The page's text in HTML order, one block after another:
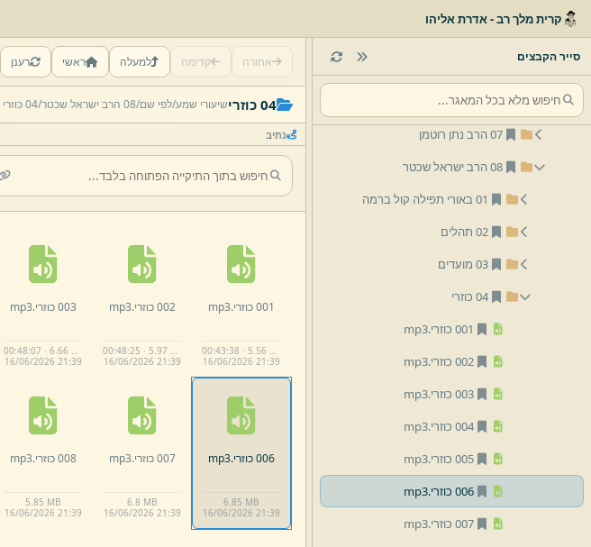
קרית מלך רב - אדרת אליהו
סייר הקבצים
04 הרב משולם וורמסר
06 הרב אריה שפירא
07 הרב נתן רוטמן
08 הרב ישראל שכטר
01 באורי תפילה קול ברמה
02 תהלים
03 מועדים
04 כוזרי
001 כוזרי.
mp3
002 כוזרי.
mp3
003 כוזרי.
mp3
004 כוזרי.
mp3
005 כוזרי.
mp3
006 כוזרי.
mp3
007 כוזרי.
mp3
אחורה קדימה למעלה ראשי רענן
04 כוזרי שיעורי שמע/לפי שם/08 הרב ישראל שכטר/ 04 כוזרי
נתיב
001 כוזרי. mp3
00:43:38 · 5.56 MB
16/06/2026 21:39
002 כוזרי. mp3
00:48:25 · 5.97 MB
16/06/2026 21:39
003 כוזרי. mp3
00:48:07 · 6.66 MB
16/06/2026 21:39
006 כוזרי. mp3
6.85 MB
16/06/2026 21:39
007 כוזרי. mp3
6.8 MB
16/06/2026 21:39
008 כוזרי. mp3
5.85 MB
16/06/2026 21:39